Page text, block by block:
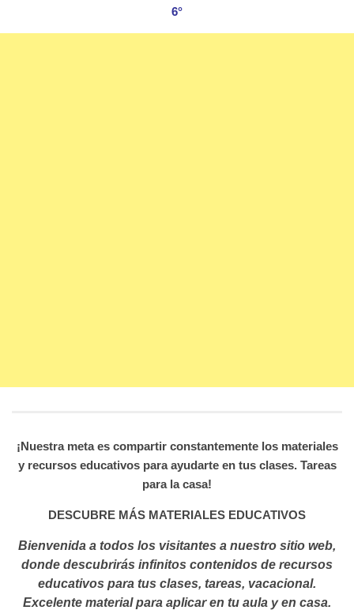
6°
¡Nuestra meta es compartir constantemente los materiales
y recursos educativos para ayudarte en tus clases. Tareas
para la casa!
DESCUBRE MÁS MATERIALES EDUCATIVOS
Bienvenida a todos los visitantes a nuestro sitio web,
donde descubrirás infinitos contenidos de recursos
educativos para tus clases, tareas, vacacional.
Excelente material para aplicar en tu aula y en casa.